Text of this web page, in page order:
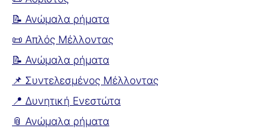
📝 Ανώμαλα ρήματα
📜 Απλός Μέλλοντας
📝 Ανώμαλα ρήματα
📌 Συντελεσμένος Μέλλοντας
📍 Δυνητική Ενεστώτα
📎 Ανώμαλα ρήματα